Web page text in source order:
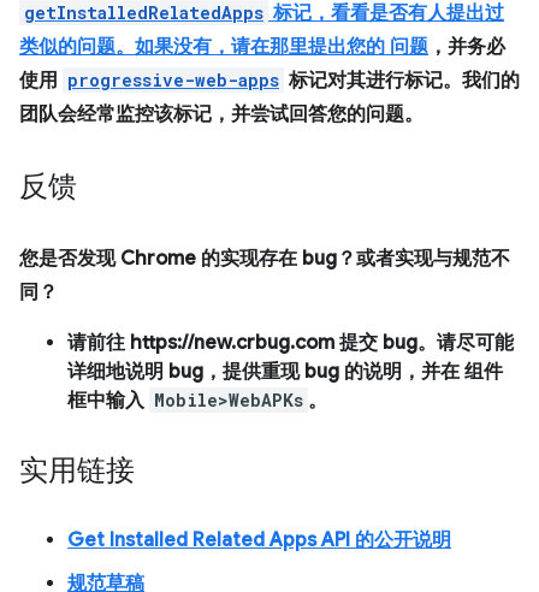
getInstalledRelatedApps 标记，看看是否有人提出过
类似的问题。如果没有，请在那里提出您的 问题 ，并务必
使用 progressive-web-apps 标记对其进行标记。我们的
团队会经常监控该标记，并尝试回答您的问题。
反馈
您是否发现 Chrome 的实现存在 bug？或者实现与规范不
同？
请前往 https://new.crbug.com 提交 bug。请尽可能
详细地说明 bug，提供重现 bug 的说明，并在 组件
框中输入 Mobile>WebAPKs 。
实用链接
Get Installed Related Apps API 的公开说明
规范草稿